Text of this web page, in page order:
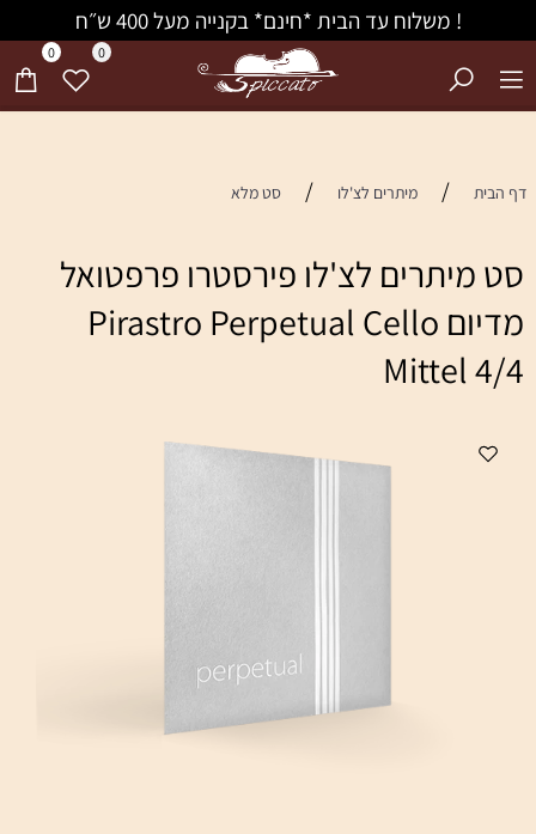
! משלוח עד הבית *חינם* בקנייה מעל 400 ש״ח
0 0
דף הבית / מיתרים לצ'לו / סט מלא
סט מיתרים לצ'לו פירסטרו פרפטואל
מדיום Pirastro Perpetual Cello
Mittel 4/4